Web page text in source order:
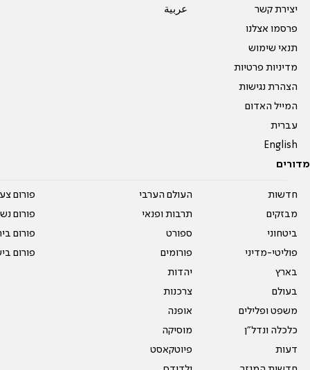
יצירת קשר
פרסמו אצלנו
תנאי שימוש
מדיניות פרטיות
הצהרת נגישות
המייל האדום
עברית
English
عربية
מדורים
חדשות
מבזקים
ביטחוני
פוליטי-מדיני
בארץ
בעולם
משפט ופלילים
כלכלה ונדל"ן
דעות
העולם הערבי
תרבות ופנאי
ספורט
פורומים
יהדות
צרכנות
אופנה
מוסיקה
פיוטקאסט
פורום
פורום
פורום
פורום